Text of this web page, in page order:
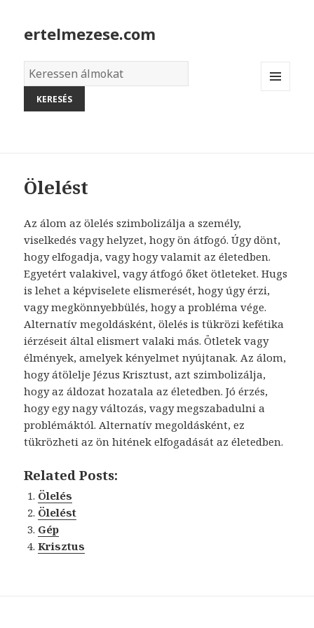
ertelmezese.com
Álmok
szótára
Ölelést
Az álom az ölelés szimbolizálja a személy,
viselkedés vagy helyzet, hogy ön átfogó. Úgy dönt,
hogy elfogadja, vagy hogy valamit az életedben.
Egyetért valakivel, vagy átfogó őket ötleteket. Hugs
is lehet a képviselete elismerését, hogy úgy érzi,
vagy megkönnyebbülés, hogy a probléma vége.
Alternatív megoldásként, ölelés is tükrözi kefétika
iérzéseit által elismert valaki más. Ötletek vagy
élmények, amelyek kényelmet nyújtanak. Az álom,
hogy átölelje Jézus Krisztust, azt szimbolizálja,
hogy az áldozat hozatala az életedben. Jó érzés,
hogy egy nagy változás, vagy megszabadulni a
problémáktól. Alternatív megoldásként, ez
tükrözheti az ön hitének elfogadását az életedben.
Related Posts:
Ölelés
Ölelést
Gép
Krisztus